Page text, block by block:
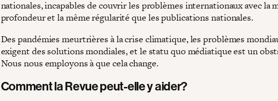
nationales, incapables de couvrir les problèmes internationaux avec la
profondeur et la même régularité que les publications nationales.
Des pandémies meurtrières à la crise climatique, les problèmes
exigent des solutions mondiales, et le statu quo médiatique est un
Nous nous employons à que cela change.
Comment la Revue peut-elle y aider?